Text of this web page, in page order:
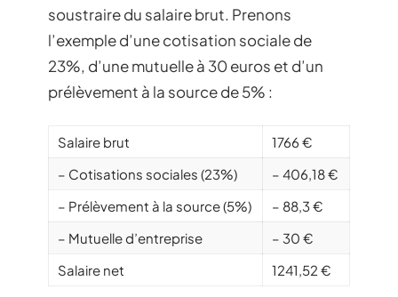
soustraire du salaire brut. Prenons
l’exemple d’une cotisation sociale de
23%, d’une mutuelle à 30 euros et d’un
prélèvement à la source de 5% :
Salaire brut
1766 €
– Cotisations sociales (23%)
– 406,18 €
– Prélèvement à la source (5%)
– 88,3 €
– Mutuelle d’entreprise
– 30 €
Salaire net
1241,52 €